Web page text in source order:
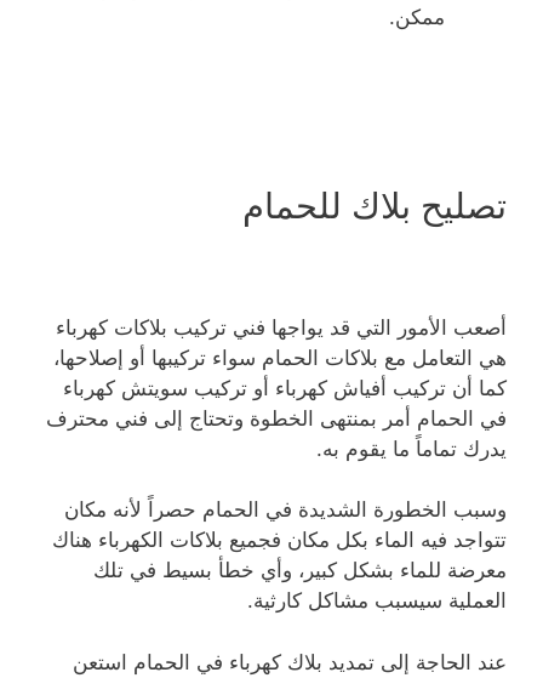
ممكن.
تصليح بلاك للحمام
أصعب الأمور التي قد يواجها فني تركيب بلاكات كهرباء
هي التعامل مع بلاكات الحمام سواء تركيبها أو إصلاحها،
كما أن تركيب أفياش كهرباء أو تركيب سويتش كهرباء
في الحمام أمر بمنتهى الخطوة وتحتاج إلى فني محترف
يدرك تماماً ما يقوم به.
وسبب الخطورة الشديدة في الحمام حصراً لأنه مكان
تتواجد فيه الماء بكل مكان فجميع بلاكات الكهرباء هناك
معرضة للماء بشكل كبير، وأي خطأ بسيط في تلك
العملية سيسبب مشاكل كارثية.
عند الحاجة إلى تمديد بلاك كهرباء في الحمام استعن